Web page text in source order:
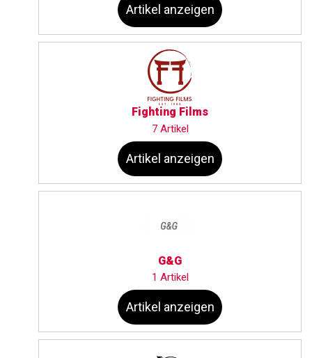
Artikel anzeigen
Fighting Films
7 Artikel
Artikel anzeigen
G&G
1 Artikel
Artikel anzeigen